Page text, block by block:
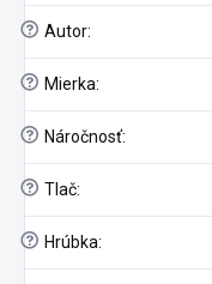
? Autor:
? Mierka:
? Náročnosť:
? Tlač:
? Hrúbka: